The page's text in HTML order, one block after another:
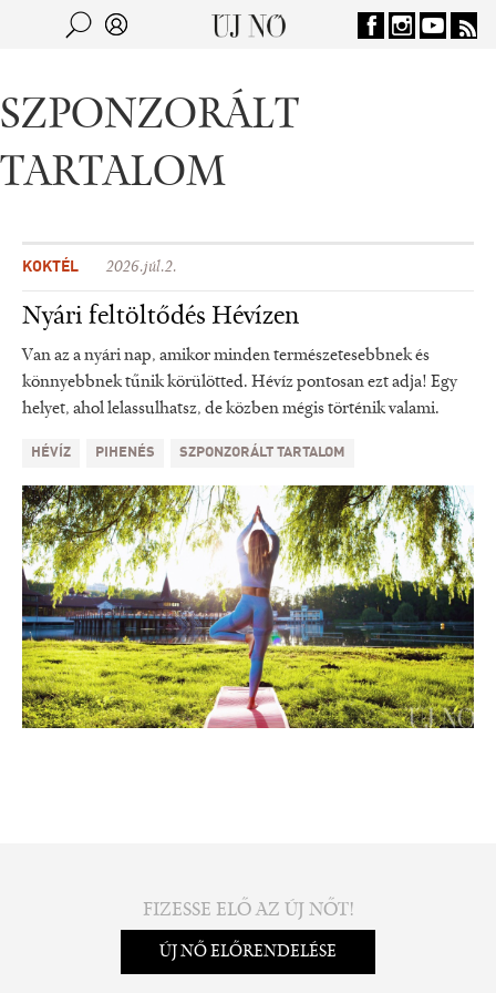
Jump to navigation
SZPONZORÁLT
TARTALOM
KOKTÉL 2026.júl.2.
Nyári feltöltődés Hévízen
Van az a nyári nap, amikor minden természetesebbnek és
könnyebbnek tűnik körülötted. Hévíz pontosan ezt adja! Egy
helyet, ahol lelassulhatsz, de közben mégis történik valami.
HÉVÍZ PIHENÉS SZPONZORÁLT TARTALOM
FIZESSE ELŐ AZ ÚJ NŐT!
ÚJ NŐ ELŐRENDELÉSE